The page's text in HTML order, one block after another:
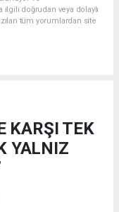
ilgili doğrudan veya dolaylı
tüm yorumlardan site
KARŞI TEK
YALNIZ